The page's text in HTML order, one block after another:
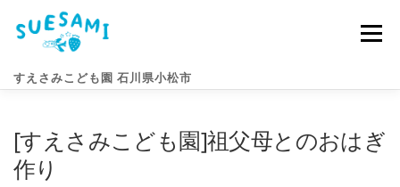
すえさみこども園 石川県小松市
メニュー
園のこと すえさみライフ 入園案内 ニュース
[すえさみこども園]祖父母とのおはぎ
作り